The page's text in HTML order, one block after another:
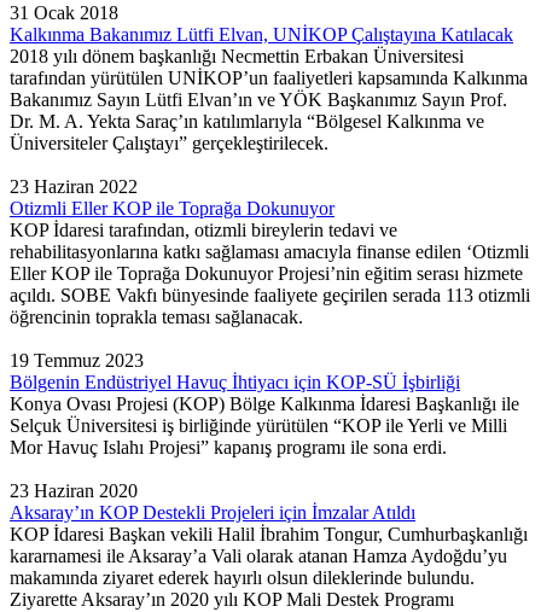
31 Ocak 2018
Kalkınma Bakanımız Lütfi Elvan, UNİKOP Çalıştayına Katılacak
2018 yılı dönem başkanlığı Necmettin Erbakan Üniversitesi
tarafından yürütülen UNİKOP’un faaliyetleri kapsamında Kalkınma
Bakanımız Sayın Lütfi Elvan’ın ve YÖK Başkanımız Sayın Prof.
Dr. M. A. Yekta Saraç’ın katılımlarıyla “Bölgesel Kalkınma ve
Üniversiteler Çalıştayı” gerçekleştirilecek.
23 Haziran 2022
Otizmli Eller KOP ile Toprağa Dokunuyor
KOP İdaresi tarafından, otizmli bireylerin tedavi ve
rehabilitasyonlarına katkı sağlaması amacıyla finanse edilen ‘Otizmli
Eller KOP ile Toprağa Dokunuyor Projesi’nin eğitim serası hizmete
açıldı. SOBE Vakfı bünyesinde faaliyete geçirilen serada 113 otizmli
öğrencinin toprakla teması sağlanacak.
19 Temmuz 2023
Bölgenin Endüstriyel Havuç İhtiyacı için KOP-SÜ İşbirliği
Konya Ovası Projesi (KOP) Bölge Kalkınma İdaresi Başkanlığı ile
Selçuk Üniversitesi iş birliğinde yürütülen “KOP ile Yerli ve Milli
Mor Havuç Islahı Projesi” kapanış programı ile sona erdi.
23 Haziran 2020
Aksaray’ın KOP Destekli Projeleri için İmzalar Atıldı
KOP İdaresi Başkan vekili Halil İbrahim Tongur, Cumhurbaşkanlığı
kararnamesi ile Aksaray’a Vali olarak atanan Hamza Aydoğdu’yu
makamında ziyaret ederek hayırlı olsun dileklerinde bulundu.
Ziyarette Aksaray’ın 2020 yılı KOP Mali Destek Programı